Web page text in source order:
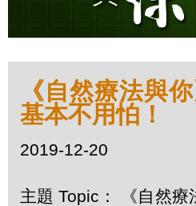
《自然療法與
基本不用怕！
2019-12-20
主題 Topic： 《自然療